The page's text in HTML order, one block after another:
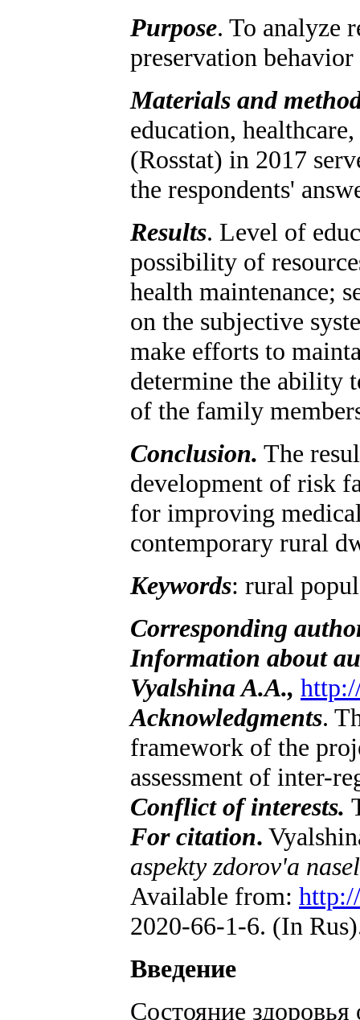
Purpose. To analyze
preservation
Materials and
education,
(Rosstat) in 2017
the respondents'
Results. Level of
possibility of
health maintenance;
on the subjective
make efforts to
determine the ability
of the family
Conclusion. The
development of risk
for improving
contemporary rural
Keywords: rural
Corresponding
Information about
Vyalshina A.A.,
Acknowledgments.
framework of the
assessment of inter-
Conflict of interests.
For citation.
aspekty zdorov'a
Available from:
2020-66-1-6. (In
Введение
Состояние